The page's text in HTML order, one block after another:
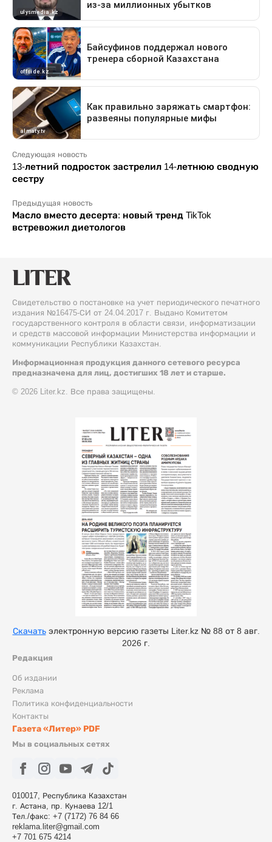
Следующая новость
13-летний подросток застрелил 14-летнюю сводную
сестру
Предыдущая новость
Масло вместо десерта: новый тренд TikTok
встревожил диетологов
Свидетельство о постановке на учет периодического печатного
издания №16475-СИ от 24.04.2017 г. Выдано Комитетом
государственного контроля в области связи, информатизации
и средств массовой информации Министерства информации и
коммуникации Республики Казахстан.
Информационная продукция данного сетевого ресурса
предназначена для лиц, достигших 18 лет и старше.
© 2026 Liter.kz. Все права защищены.
Редакция
Об издании
Реклама
Политика конфиденциальности
Контакты
Газета «Литер» PDF
Мы в социальных сетях
010017, Республика Казахстан
г. Астана, пр. Кунаева 12/1
Тел./факс: +7 (7172) 76 84 66
reklama.liter@gmail.com
+7 701 675 4214
Скачатьэлектронную версию газеты Liter.kz № 88 от 8 авг.
2026 г.